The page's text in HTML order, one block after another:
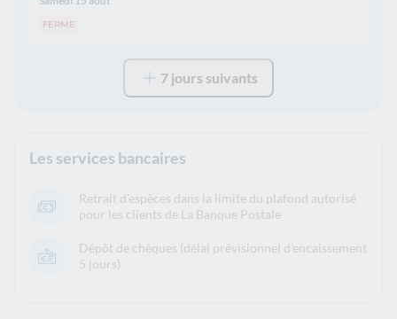
FERME
7 jours suivants
Les services bancaires
Retrait d'espèces dans la limite du plafond autorisé
pour les clients de La Banque Postale
Dépôt de chèques (délai prévisionnel d’encaissement
5 jours)